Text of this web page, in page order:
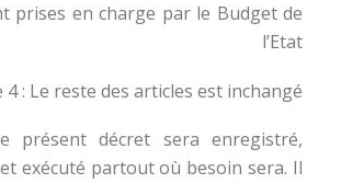
prises en charge par le Budget de
l’Etat
4 : Le reste des articles est inchangé.
présent décret sera enregistré,
exécuté partout où besoin sera. Il